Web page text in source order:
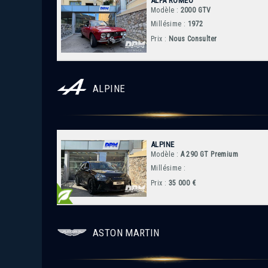
Modèle : 2000 GTV
Millésime : 1972
Prix : Nous Consulter
ALPINE
ALPINE
Modèle : A 290 GT Premium
Millésime :
Prix : 35 000 €
ASTON MARTIN